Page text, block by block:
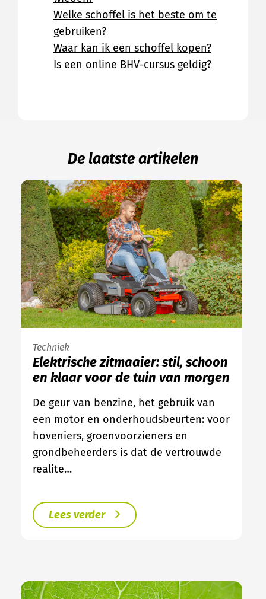
Welke schoffel is het beste om te
gebruiken?
Waar kan ik een schoffel kopen?
Is een online BHV-cursus geldig?
De laatste artikelen
Techniek
Elektrische zitmaaier: stil, schoon
en klaar voor de tuin van morgen
De geur van benzine, het gebruik van
een motor en onderhoudsbeurten: voor
hoveniers, groenvoorzieners en
grondbeheerders is dat de vertrouwde
realite…
Lees verder